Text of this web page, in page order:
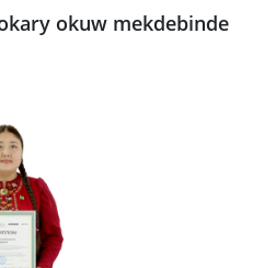
okuw mekdebinde